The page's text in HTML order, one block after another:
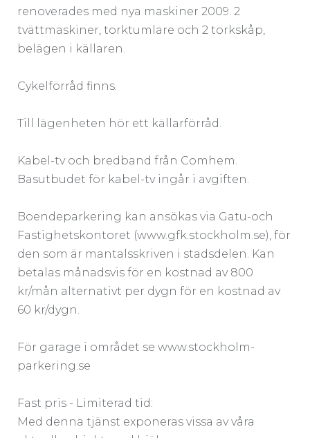
renoverades med nya maskiner 2009. 2
tvättmaskiner, torktumlare och 2 torkskåp,
belägen i källaren.
Cykelförråd finns.
Till lägenheten hör ett källarförråd.
Kabel-tv och bredband från Comhem.
Basutbudet för kabel-tv ingår i avgiften.
Boendeparkering kan ansökas via Gatu-och
Fastighetskontoret (www.gfk.stockholm.se), för
den som är mantalsskriven i stadsdelen. Kan
betalas månadsvis för en kostnad av 800
kr/mån alternativt per dygn för en kostnad av
60 kr/dygn.
För garage i området se www.stockholm-
parkering.se
Fast pris - Limiterad tid:
Med denna tjänst exponeras vissa av våra